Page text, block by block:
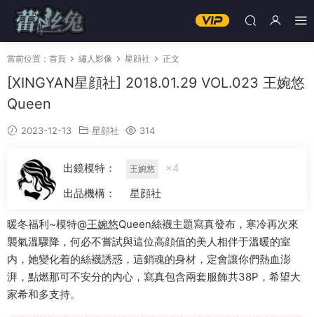
當前位置： 首頁 繡人影像 星顔社 正文
[XINGYAN星顔社] 2018.01.29 VOL.023 王婉悠
Queen
2023-12-13 星顔社 314
出鏡模特： 王婉悠
×4
出品機構：
星顔社
暖冬福利~模特@王婉悠Queen絲襪主題寫真發布，寒冷再次來
襲氣溫驟降，何必不嘗試與這位高顔值的美人相伴于溫暖的室
内，她變化着的絲襪誘惑，這銷魂的身材，定會讓你們熱血澎
湃，點燃那可不安分的内心，寫真包含兩套服飾共38P，希望大
家希和多支持。